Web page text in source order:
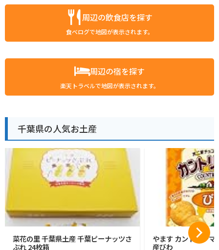
周辺の飲食店を探す
食べログで地図が表示されます。
周辺の宿を探す
楽天トラベルで地図が表示されます。
千葉県の人気お土産
菜花の里 千葉県土産 千葉ピーナッツさ
ぶれ 24枚箱
やます カントリーマ
産びわ